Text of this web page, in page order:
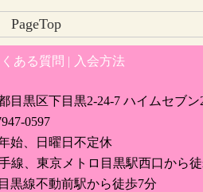
PageTop
ある質問 | 入会方法
目黒区下目黒2-24-7 ハイムセブン
0597
始、日曜日不定休
線、東京メトロ目黒駅西口から
黒線不動前駅から徒歩7分